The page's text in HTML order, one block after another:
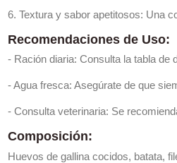
6. Textura y sabor apetitosos: Una
Recomendaciones de Uso:
- Ración diaria: Consulta la tabla de
- Agua fresca: Asegúrate de que
- Consulta veterinaria: Se
Composición:
Huevos de gallina cocidos, batata,